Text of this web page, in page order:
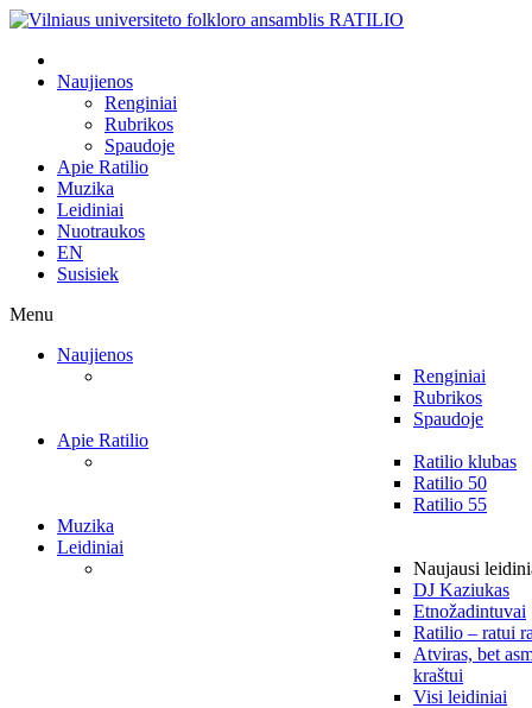
Naujienos
Renginiai
Rubrikos
Spaudoje
Apie Ratilio
Muzika
Leidiniai
Nuotraukos
EN
Susisiek
Menu
Naujienos
Renginiai
Rubrikos
Spaudoje
Apie Ratilio
Ratilio klubas
Ratilio 50
Ratilio 55
Muzika
Leidiniai
Naujausi
DJ Kaziukas
Etnožadintuvai
Ratilio – ratui
Atviras, bet
kraštui
Visi leidiniai